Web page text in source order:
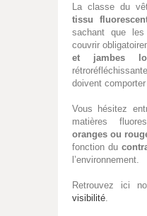
La classe du
tissu
sachant que
couvrir
et jambes
doivent
Vous hésitez
matières
oranges ou
fonction du
l’environnement.
Retrouvez ici
visibilité